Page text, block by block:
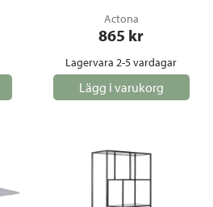
Actona
865 kr
Lagervara 2-5 vardagar
Lägg i varukorg